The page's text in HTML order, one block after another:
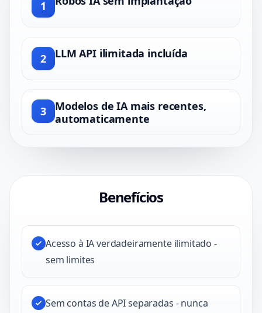
1
2 LLM API ilimitada incluída
3
Modelos de IA mais recentes,
automaticamente
Benefícios
Acesso à IA verdadeiramente ilimitado -
sem limites
Sem contas de API separadas - nunca